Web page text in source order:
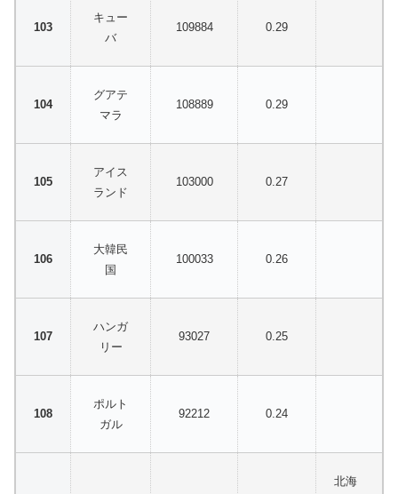
キュー
バ
109884 0.29
グアテ
マラ
108889 0.29
アイス
ランド
103000 0.27
大韓民
国
100033 0.26
ハンガ
リー
93027 0.25
ポルト
ガル
92212 0.24
北海